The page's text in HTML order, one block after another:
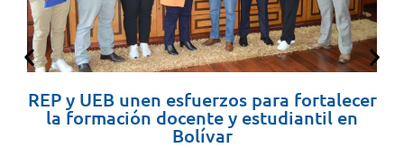
REP y UEB unen esfuerzos para fortalecer
la formación docente y estudiantil en
Bolívar